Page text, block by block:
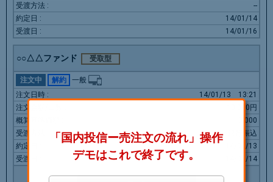
--
14/01/14
14/01/16
○○△△ファンド 受取型
注文中 解約
一般
14/01/13
13:21
10,000円
10,000
銀行振込
14/01/13
14/01/14
「国内投信ー売注文の流れ」操作
デモはこれで終了です。